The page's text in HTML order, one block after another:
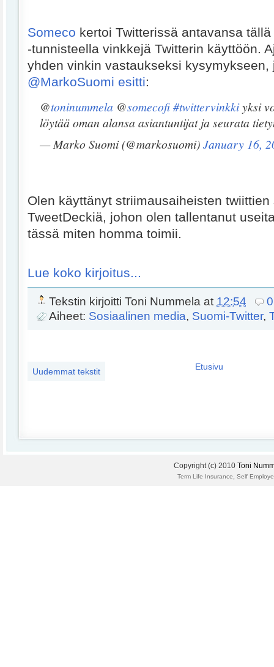
Someco kertoi Twitterissä antavansa
-tunnisteella vinkkejä Twitterin käyttöön.
yhden vinkin vastaukseksi kysymykseen,
@MarkoSuomi esitti:
@toninummela @somecofi#twittervinkkiyksi
löytää oman alansa asiantuntijat ja seurata
— Marko Suomi (@markosuomi)January 16,
Olen käyttänyt striimausaiheisten
TweetDeckiä, johon olen tallentanut
tässä miten homma toimii.
Lue koko kirjoitus...
Tekstin kirjoitti Toni Nummela at 12:54
Aiheet: Sosiaalinen media, Suomi-Twitter,
Uudemmat tekstit Etusivu
Copyright (c) 2010 Toni
Term Life Insurance Self